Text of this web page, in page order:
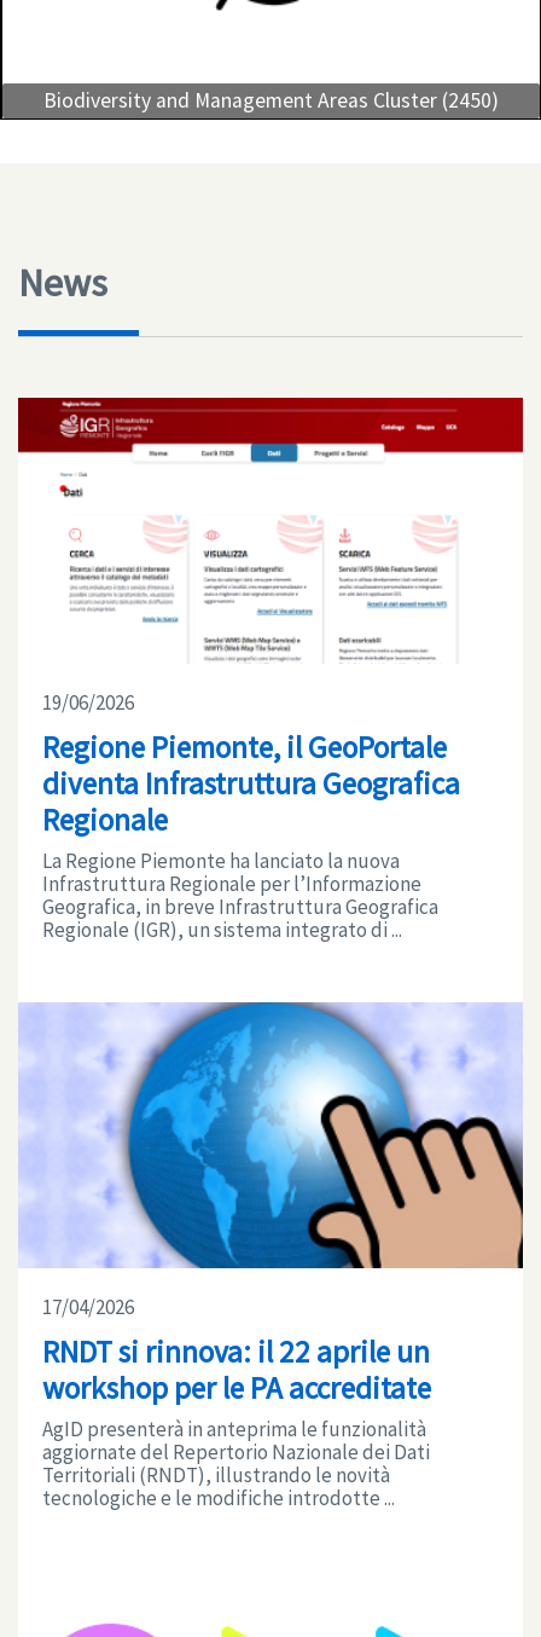
Biodiversity and Management Areas Cluster (2450)
News
19/06/2026
Regione Piemonte, il GeoPortale
diventa Infrastruttura Geografica
Regionale
La Regione Piemonte ha lanciato la nuova
Infrastruttura Regionale per l’Informazione
Geografica, in breve Infrastruttura Geografica
Regionale (IGR), un sistema integrato di ...
17/04/2026
RNDT si rinnova: il 22 aprile un
workshop per le PA accreditate
AgID presenterà in anteprima le funzionalità
aggiornate del Repertorio Nazionale dei Dati
Territoriali (RNDT), illustrando le novità
tecnologiche e le modifiche introdotte ...